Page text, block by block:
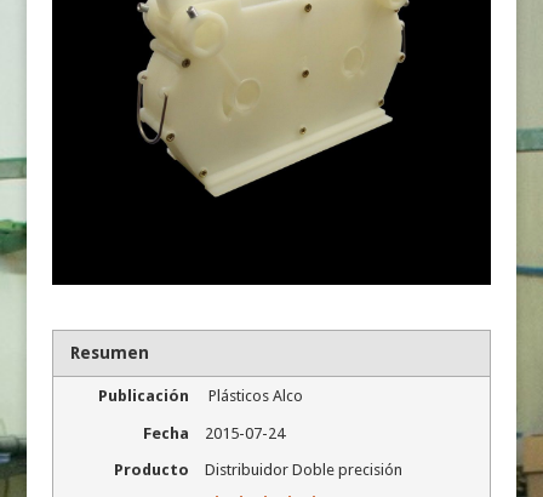
Resumen
Publicación Plásticos Alco
Fecha 2015-07-24
Producto Distribuidor Doble precisión